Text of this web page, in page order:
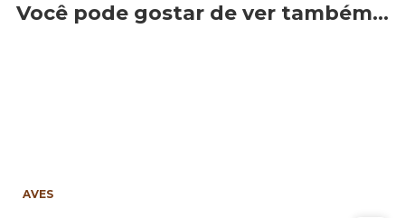
Você pode gostar de ver também…
AVES